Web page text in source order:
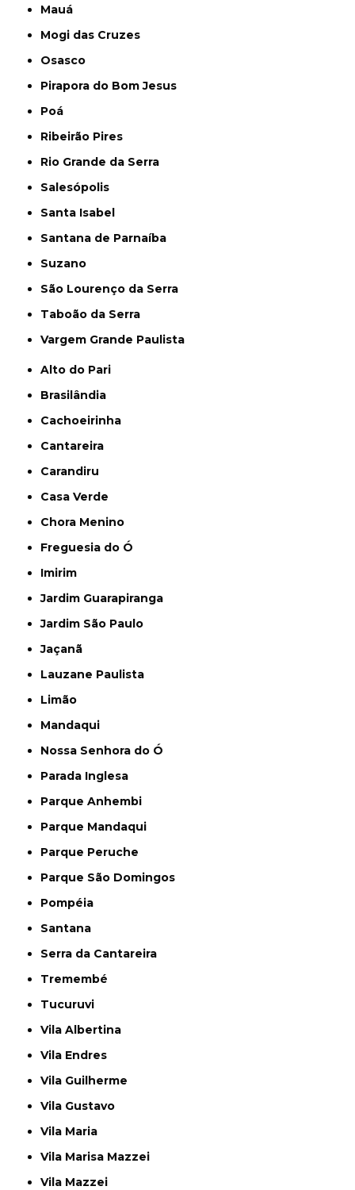
Mauá
Mogi das Cruzes
Osasco
Pirapora do Bom Jesus
Poá
Ribeirão Pires
Rio Grande da Serra
Salesópolis
Santa Isabel
Santana de Parnaíba
Suzano
São Lourenço da Serra
Taboão da Serra
Vargem Grande Paulista
Alto do Pari
Brasilândia
Cachoeirinha
Cantareira
Carandiru
Casa Verde
Chora Menino
Freguesia do Ó
Imirim
Jardim Guarapiranga
Jardim São Paulo
Jaçanã
Lauzane Paulista
Limão
Mandaqui
Nossa Senhora do Ó
Parada Inglesa
Parque Anhembi
Parque Mandaqui
Parque Peruche
Parque São Domingos
Pompéia
Santana
Serra da Cantareira
Tremembé
Tucuruvi
Vila Albertina
Vila Endres
Vila Guilherme
Vila Gustavo
Vila Maria
Vila Marisa Mazzei
Vila Mazzei